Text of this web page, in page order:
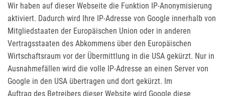
Wir haben auf dieser Webseite die Funktion IP-Anonymisierung
aktiviert. Dadurch wird Ihre IP-Adresse von Google innerhalb von
Mitgliedstaaten der Europäischen Union oder in anderen
Vertragsstaaten des Abkommens über den Europäischen
Wirtschaftsraum vor der Übermittlung in die USA gekürzt. Nur in
Ausnahmefällen wird die volle IP-Adresse an einen Server von
Google in den USA übertragen und dort gekürzt. Im
Auftrag des Betreibers dieser Website wird Google diese